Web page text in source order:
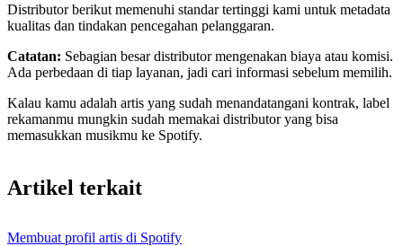
Distributor berikut memenuhi standar tertinggi kami untuk metadata
kualitas dan tindakan pencegahan pelanggaran.
Catatan: Sebagian besar distributor mengenakan biaya atau komisi.
Ada perbedaan di tiap layanan, jadi cari informasi sebelum memilih.
Kalau kamu adalah artis yang sudah menandatangani kontrak, label
rekamanmu mungkin sudah memakai distributor yang bisa
memasukkan musikmu ke Spotify.
Artikel terkait
Membuat profil artis di Spotify